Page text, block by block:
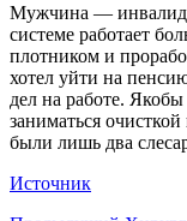
Мужчина — инвалид
системе работает
плотником и
хотел уйти на
дел на работе.
заниматься
были лишь два
Источник